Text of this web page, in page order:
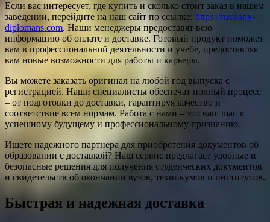
Если вас интересует, где купить и сколько стоит заказ в нашем
заведении, перейдите на наш сайт по ссылке: https://russiany-
diplomans.com. Наши менеджеры предоставят всю
информацию об оплате и доставке. Готовый продукт поможет
вам в профессиональной деятельности и учебе, предоставляя
вам новые возможности для работы и карьеры.
Вы можете заказать оригинал на любой год выпуска с
регистрацией. Наши специалисты обеспечат полный процесс
– от подготовки до доставки, гарантируя качество и
соответствие всем нормам. Работа с нами – это ваш шаг к
успешному будущему и профессиональному признанию.
Ищете надежного партнера для приобретения документов об
образовании с доставкой? Наш сервис предлагает удобные и
безопасные решения для получения студенческих документов
и свидетельств об окончании вузов, техникумов и институтов.
Быстрая и надежная доставка